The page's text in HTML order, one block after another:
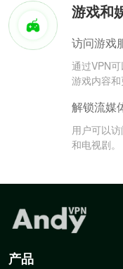
游戏和
访问游戏
通过VPN
游戏内容和
解锁流媒
用户可以
和电视剧。
产品